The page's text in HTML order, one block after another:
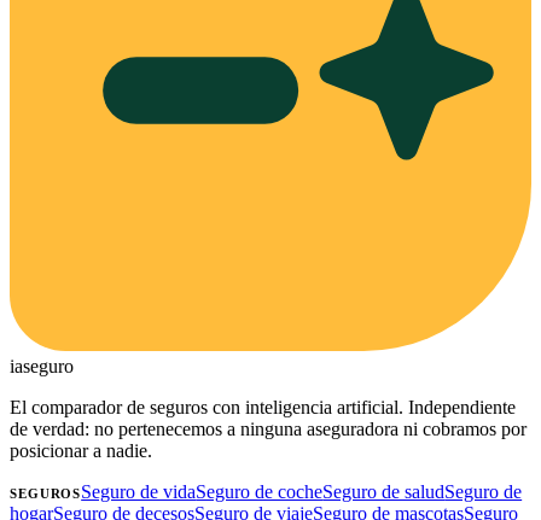
iaseguro
El comparador de seguros con inteligencia artificial. Independiente
de verdad: no pertenecemos a ninguna aseguradora ni cobramos por
posicionar a nadie.
SEGUROSSeguro de vidaSeguro de cocheSeguro de saludSeguro de
hogarSeguro de decesosSeguro de viajeSeguro de mascotasSeguro